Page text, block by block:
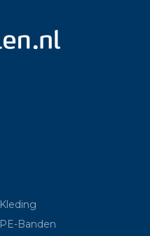
Kleding
PE-Banden